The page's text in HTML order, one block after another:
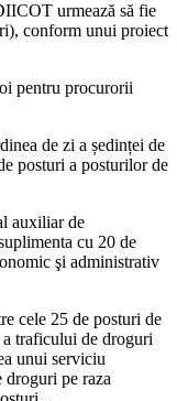
urmează să fie
conform unui proiect
pentru procurorii
de zi a ședinței de
posturi a posturilor de
auxiliar de
cu 20 de
şi administrativ
cele 25 de posturi de
traficului de droguri
unui serviciu
droguri pe raza